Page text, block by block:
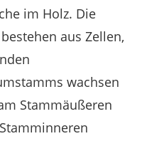
im Holz. Die
aus Zellen,
wachsen
Stammäußeren